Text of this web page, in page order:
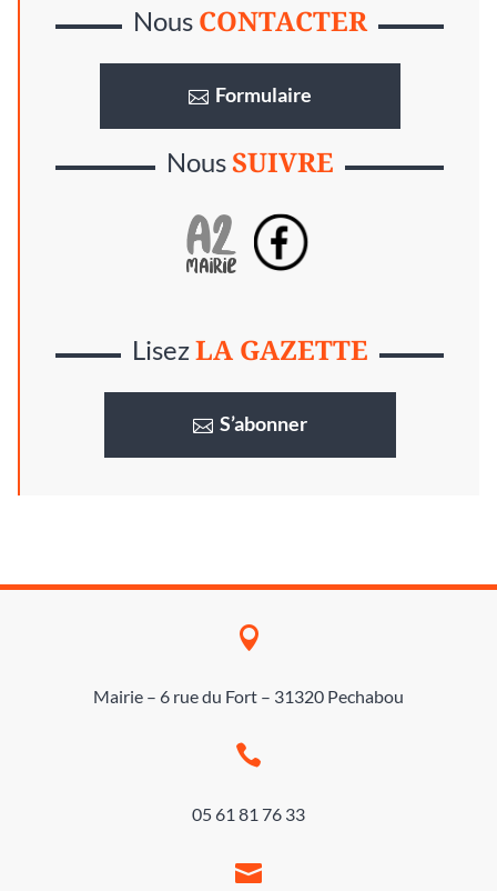
Nous CONTACTER
Formulaire
NousSUIVRE
LisezLA GAZETTE
S’abonner

Mairie – 6 rue du Fort – 31320 Pechabou

05 61 81 76 33
